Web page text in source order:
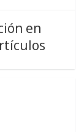
en